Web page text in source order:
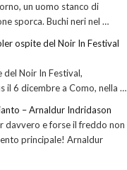
un uomo stanco di
sporca. Buchi neri nel …
ospite del Noir In Festival
del Noir In Festival,
il 6 dicembre a Como, nella …
– Arnaldur Indridason
davvero e forse il freddo non
principale! Arnaldur